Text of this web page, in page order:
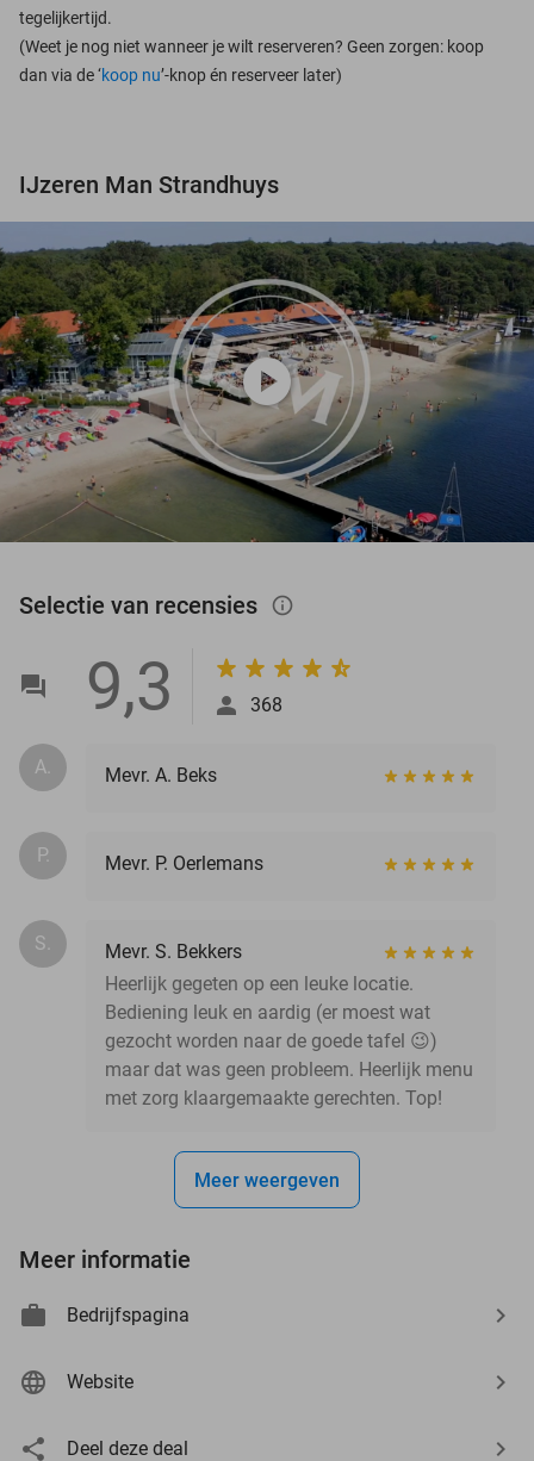
tegelijkertijd.
(Weet je nog niet wanneer je wilt reserveren? Geen zorgen: koop
dan via de ‘koop nu’-knop én reserveer later)
IJzeren Man Strandhuys
play_circle
Selectie van recensies info_outlined
9,3 368
A. Mevr. A. Beks
P. Mevr. P. Oerlemans
S.
Mevr. S. Bekkers
Heerlijk gegeten op een leuke locatie.
Bediening leuk en aardig (er moest wat
gezocht worden naar de goede tafel 😉)
maar dat was geen probleem. Heerlijk menu
met zorg klaargemaakte gerechten. Top!
Meer weergeven
Meer informatie
Bedrijfspagina
Website
Deel deze deal